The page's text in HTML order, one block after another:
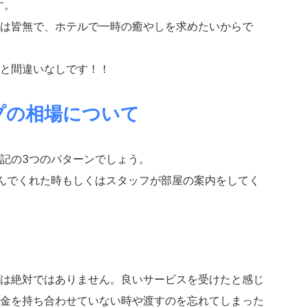
皆無で、ホテルで一時の癒やしを求めたいからで
間違いなしです！！
の相場について
の3つのパターンでしょう。
くれた時もしくはスタッフが部屋の案内をしてく
絶対ではありません。良いサービスを受けたと感じ
を持ち合わせていない時や渡すのを忘れてしまった